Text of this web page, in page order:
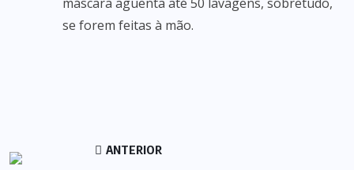
se forem feitas à mão.
ANTERIOR